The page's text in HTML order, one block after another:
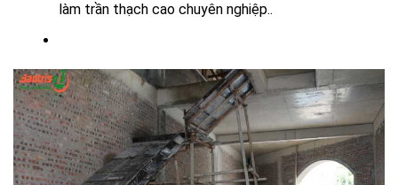
làm trần thạch cao chuyên nghiệp..